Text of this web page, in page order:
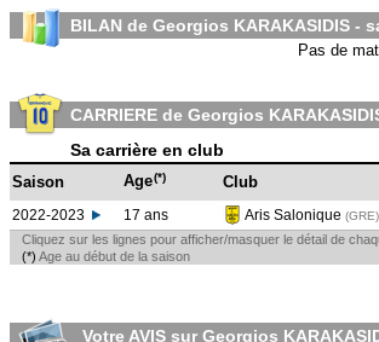
BILAN de Georgios KARAKASIDIS -
Pas de
CARRIERE de Georgios
Sa carrière en club
Saison Age(*) Club
2022-2023 17 ans Aris Salonique (GRE)
Cliquez sur les lignes pour afficher/masquer le détail de
(*) Age au début de la saison
Votre AVIS sur Georgios